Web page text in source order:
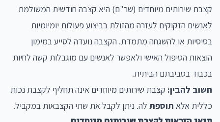
קצבת שירותים מיוחדים (שר"ם) היא קצבה חודשית המשולמת
לאנשים הזקוקים לעזרה מהזולת בביצוע פעולות יומיומיות
בסיסיות או להשגחה מתמדת. הקצבה נועדה לסייע במימון
הוצאות הטיפול האישי ולאפשר לאנשים עם מוגבלות קשה לחיות
בכבוד בסביבתם הביתית.
חשוב להבין: קצבת שירותים מיוחדים אינה תחליף לקצבת נכות
כללית אלא תוספת לה. ניתן לקבל את שתי הקצבאות במקביל.